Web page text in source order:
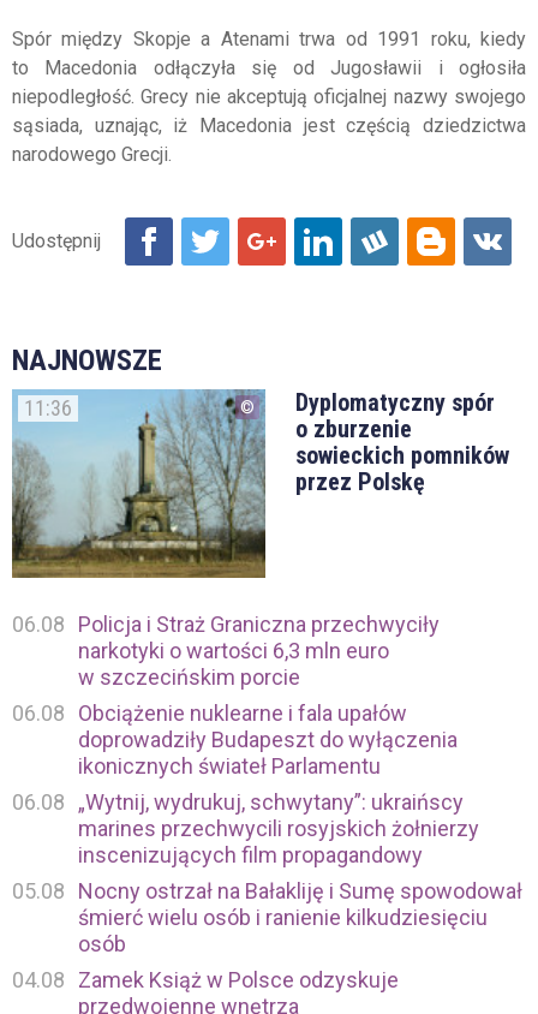
Spór między Skopje a Atenami trwa od 1991 roku, kiedy
to Macedonia odłączyła się od Jugosławii i ogłosiła
niepodległość. Grecy nie akceptują oficjalnej nazwy swojego
sąsiada, uznając, iż Macedonia jest częścią dziedzictwa
narodowego Grecji.
NAJNOWSZE
11:36
Dyplomatyczny spór
o zburzenie
sowieckich pomników
przez Polskę
06.08
Policja i Straż Graniczna przechwyciły
narkotyki o wartości 6,3 mln euro
w szczecińskim porcie
06.08
Obciążenie nuklearne i fala upałów
doprowadziły Budapeszt do wyłączenia
ikonicznych świateł Parlamentu
06.08
„Wytnij, wydrukuj, schwytany”: ukraińscy
marines przechwycili rosyjskich żołnierzy
inscenizujących film propagandowy
05.08
Nocny ostrzał na Bałakliję i Sumę spowodował
śmierć wielu osób i ranienie kilkudziesięciu
osób
04.08
Zamek Książ w Polsce odzyskuje
przedwojenne wnętrza